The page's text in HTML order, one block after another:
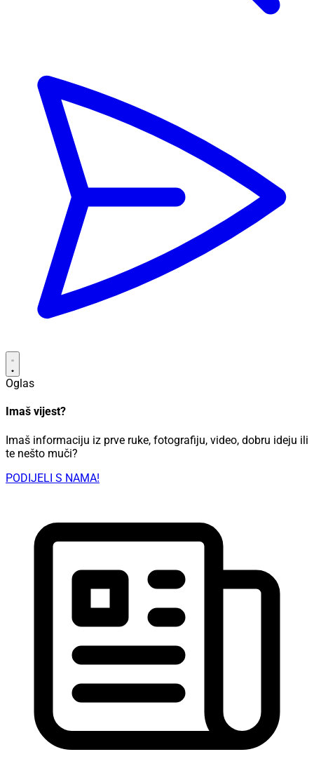
Oglas
Imaš vijest?
Imaš informaciju iz prve ruke, fotografiju, video, dobru ideju ili
te nešto muči?
PODIJELI S NAMA!